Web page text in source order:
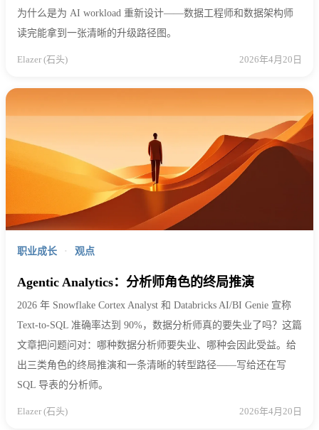
为什么是为 AI workload 重新设计——数据工程师和数据架构师
读完能拿到一张清晰的升级路径图。
Elazer (石头) 2026年4月20日
职业成长 · 观点
Agentic Analytics：分析师角色的终局推演
2026 年 Snowflake Cortex Analyst 和 Databricks AI/BI Genie 宣称
Text-to-SQL 准确率达到 90%，数据分析师真的要失业了吗？这篇
文章把问题问对：哪种数据分析师要失业、哪种会因此受益。给
出三类角色的终局推演和一条清晰的转型路径——写给还在写
SQL 导表的分析师。
Elazer (石头) 2026年4月20日